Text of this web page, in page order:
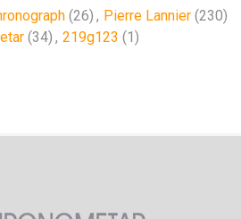
(26) , Pierre Lannier (230)
(34) , 219g123 (1)